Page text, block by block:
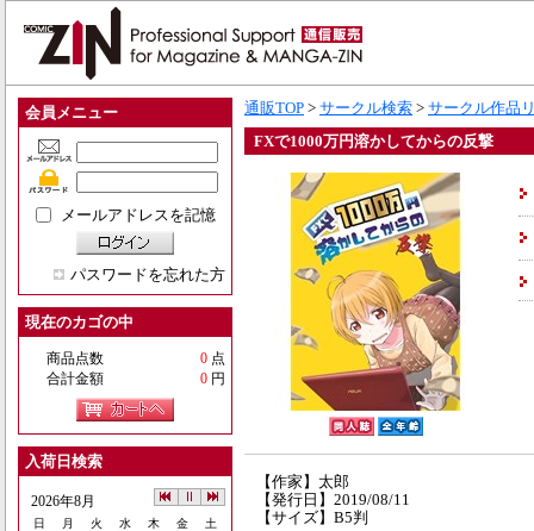
会員メニュー
メールアドレスを記憶
パスワードを忘れた方
現在のカゴの中
商品点数 0 点
合計金額
0 円
入荷日検索
2026年8月
日 月 火 水 木 金 土
通販TOP > サークル検索 > サークル作品
FXで1000万円溶かしてからの反撃
【作家】太郎
【発行日】2019/08/11
【サイズ】B5判